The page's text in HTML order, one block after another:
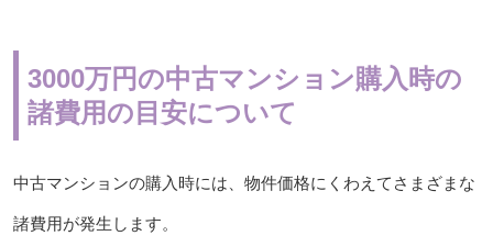
3000万円の中古マンション購入時の
諸費用の目安について
中古マンションの購入時には、物件価格にくわえてさまざまな
諸費用が発生します。